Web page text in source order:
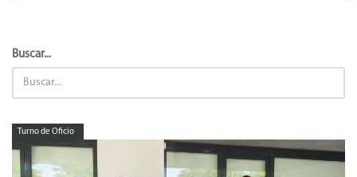
Buscar...
Turno de Oficio